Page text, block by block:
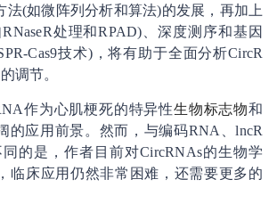
法(如微阵列分析和算法)的发展，再加上
RNaseR处理和RPAD) 、深度测序和基因
Cas9技术)，将有助于全面分析CircR
调节。
作为心肌梗死的特异性生物标志物和
的应用前景。然而，与编码RNA 、lncR
同的是，作者目前对CircRNAs的生物学
临床应用仍然非常困难，还需要更多的